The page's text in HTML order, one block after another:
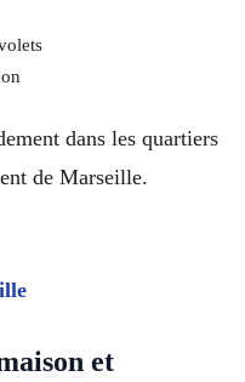
dans les quartiers
de Marseille.
et